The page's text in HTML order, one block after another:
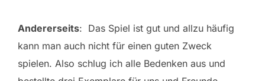
Andererseits: Das Spiel ist gut und allzu häufig
kann man auch nicht für einen guten Zweck
spielen. Also schlug ich alle Bedenken aus und